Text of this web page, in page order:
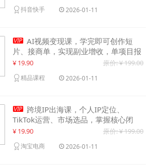
抖音快手 2026-01-11
 AI视频变现课，学完即可创作短
片、接商单，实现副业增收，单项目报
价可达千元
¥ 19.90 原价: ¥ 199.00
精品课程 2026-01-11
 跨境IP出海课，个人IP定位、
TikTok运营、市场选品，掌握核心闭
环，实现月入1万美金+
¥ 19.90 原价: ¥ 199.00
淘宝电商 2026-01-11